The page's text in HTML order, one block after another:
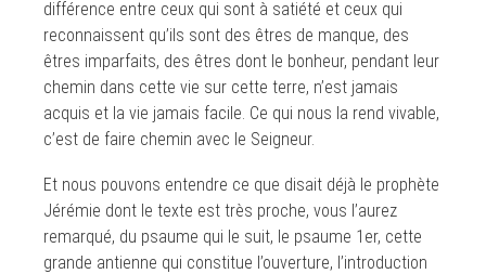
différence entre ceux qui sont à satiété et ceux qui
reconnaissent qu’ils sont des êtres de manque, des
êtres imparfaits, des êtres dont le bonheur, pendant leur
chemin dans cette vie sur cette terre, n’est jamais
acquis et la vie jamais facile. Ce qui nous la rend vivable,
c’est de faire chemin avec le Seigneur.
Et nous pouvons entendre ce que disait déjà le prophète
Jérémie dont le texte est très proche, vous l’aurez
remarqué, du psaume qui le suit, le psaume 1er, cette
grande antienne qui constitue l’ouverture, l’introduction